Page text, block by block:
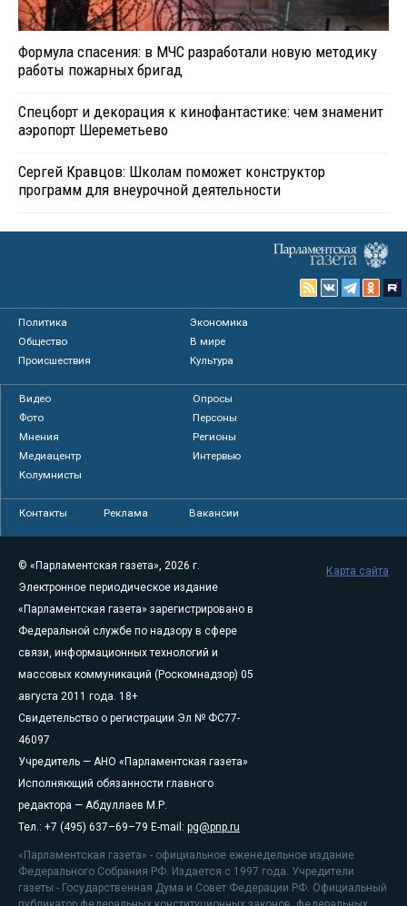
Формула спасения: в МЧС разработали новую методику
работы пожарных бригад
Спецборт и декорация к кинофантастике: чем знаменит
аэропорт Шереметьево
Сергей Кравцов: Школам поможет конструктор
программ для внеурочной деятельности
Политика
Экономика
Общество
В мире
Происшествия
Культура
Видео
Опросы
Фото
Персоны
Мнения
Регионы
Медиацентр
Интервью
Колумнисты
Контакты Реклама Вакансии
© «Парламентская газета», 2026 г.
Электронное периодическое издание
«Парламентская газета» зарегистрировано в
Федеральной службе по надзору в сфере
связи, информационных технологий и
массовых коммуникаций (Роскомнадзор) 05
августа 2011 года. 18+
Свидетельство о регистрации Эл № ФС77-
46097
Учредитель — АНО «Парламентская газета»
Исполняющий обязанности главного
редактора — Абдуллаев М.Р.
Тел.: +7 (495) 637–69–79 E-mail: pg@pnp.ru
«Парламентская газета» - официальное еженедельное издание
Федерального Собрания РФ. Издается с 1997 года. Учредители
газеты - Государственная Дума и Совет Федерации РФ. Официальный
Карта сайта